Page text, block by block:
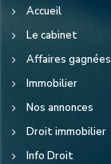
Accueil
Le cabinet
Affaires gagnées
Immobilier
Nos annonces
Droit immobilier
Info Droit